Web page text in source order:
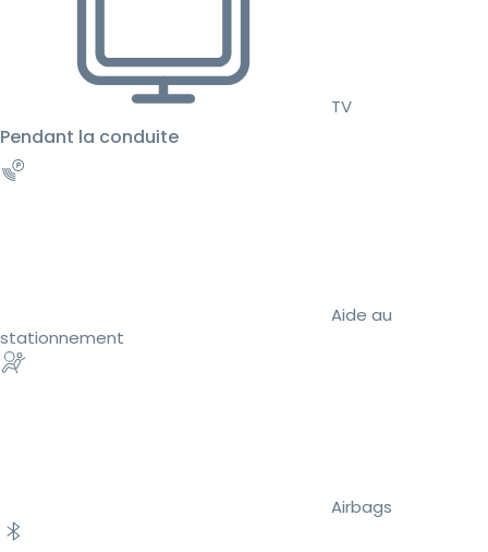
TV
Pendant la conduite
Aide au
stationnement
Airbags